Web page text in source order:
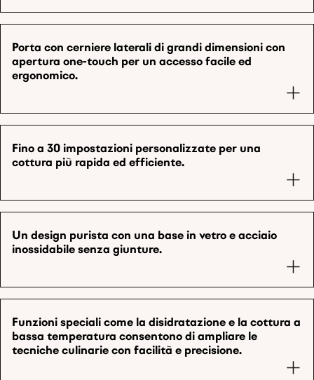
Porta con cerniere laterali di grandi dimensioni con
apertura one-touch per un accesso facile ed
ergonomico.
Fino a 30 impostazioni personalizzate per una
cottura più rapida ed efficiente.
Un design purista con una base in vetro e acciaio
inossidabile senza giunture.
Funzioni speciali come la disidratazione e la cottura a
bassa temperatura consentono di ampliare le
tecniche culinarie con facilità e precisione.